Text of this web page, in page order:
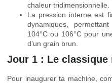
chaleur tridimensionnelle.
La pression interne est
dynamiques,
104°C ou 106°C pour
d’un grain brun.
Jour 1 : Le classique
Pour inaugurer ta machine,